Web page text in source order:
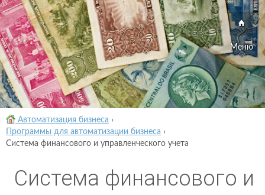
Меню
Автоматизация бизнеса ›
Программы для автоматизации бизнеса ›
Система финансового и управленческого учета
Система финансового и